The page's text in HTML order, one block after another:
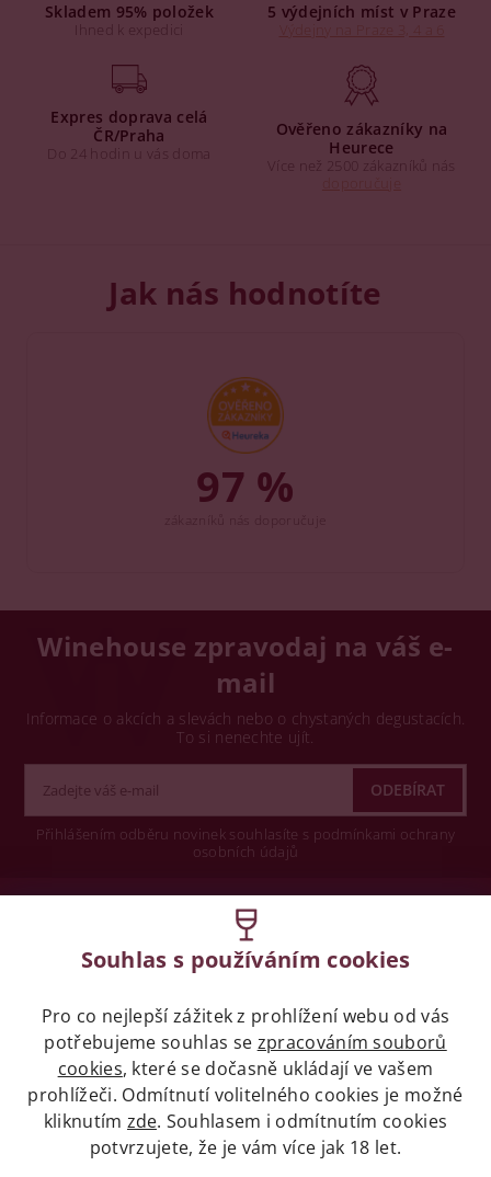
Skladem 95% položek
Ihned k expedici
5 výdejních míst v Praze
Expres doprava celá
ČR/Praha
Do 24 hodin u vás doma
Ověřeno zákazníky na
Heurece
Více než 2500 zákazníků nás
Jak nás hodnotíte
97 %
Winehouse zpravodaj na váš e-
mail
Informace o akcích a slevách nebo o chystaných degustacích.
To si nenechte ujít.
Přihlášením odběru novinek souhlasíte s podmínkami ochrany
osobních údajů
Legislativa
Zákaz prodeje alkoholických nápojů osobám
mladších 18 let.
Naše služby
Souhlas s používáním cookies
Pro co nejlepší zážitek z prohlížení webu od vás
potřebujeme souhlas se zpracováním souborů
cookies, které se dočasně ukládají ve vašem
prohlížeči. Odmítnutí volitelného cookies je možné
kliknutím zde. Souhlasem i odmítnutím cookies
potvrzujete, že je vám více jak 18 let.